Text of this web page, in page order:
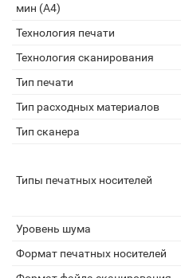
мин (A4)
Технология печати
Технология сканирования
Тип печати
Тип расходных материалов
Тип сканера
Типы печатных носителей
Уровень шума
Формат печатных носителей